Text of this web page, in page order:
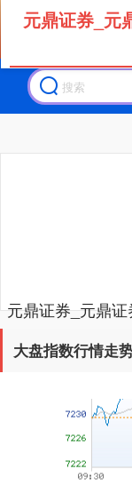
元鼎证券_元
元鼎证券_元鼎
大盘指数行情走
创业板指
基金指数